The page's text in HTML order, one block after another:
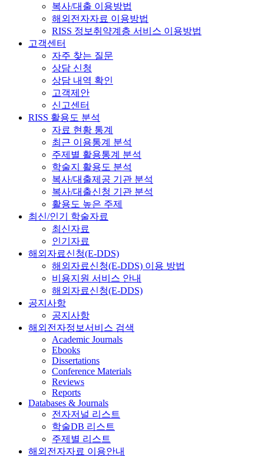
복사/대출 이용방법
해외전자자료 이용방법
RISS 정보취약계층 서비스 이용방법
고객센터
자주 찾는 질문
상담 신청
상담 내역 확인
고객제안
신고센터
RISS 활용도 분석
자료 현황 통계
최근 이용통계 분석
주제별 활용통계 분석
학술지 활용도 분석
복사/대출제공 기관 분석
복사/대출신청 기관 분석
활용도 높은 주제
최신/인기 학술자료
최신자료
인기자료
해외자료신청(E-DDS)
해외자료신청(E-DDS) 이용 방법
비용지원 서비스 안내
해외자료신청(E-DDS)
공지사항
공지사항
해외전자정보서비스 검색
Academic Journals
Ebooks
Dissertations
Conference Materials
Reviews
Reports
Databases & Journals
전자저널 리스트
학술DB 리스트
주제별 리스트
해외전자자료 이용안내